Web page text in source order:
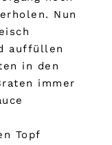
Nun
auffüllen
in den
immer
Topf